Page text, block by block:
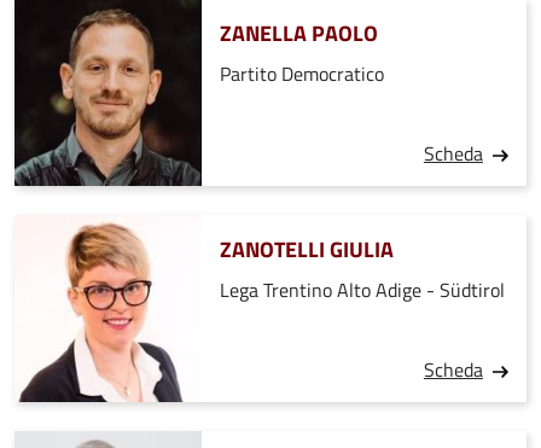
ZANELLA PAOLO
Partito Democratico
Scheda
ZANOTELLI GIULIA
Lega Trentino Alto Adige - Südtirol
Scheda